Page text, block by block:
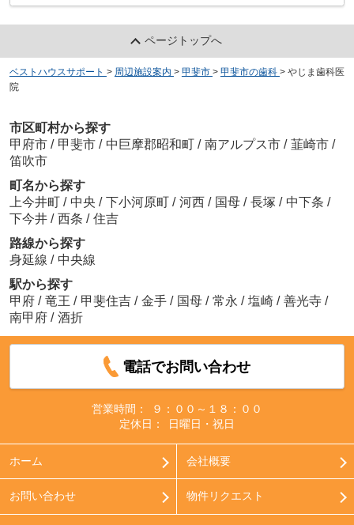
ページトップへ
ベストハウスサポート > 周辺施設案内 > 甲斐市 > 甲斐市の歯科 > やじま歯科医
院
市区町村から探す
甲府市 / 甲斐市 / 中巨摩郡昭和町 / 南アルプス市 / 韮崎市 /
笛吹市
町名から探す
上今井町 / 中央 / 下小河原町 / 河西 / 国母 / 長塚 / 中下条 /
下今井 / 西条 / 住吉
路線から探す
身延線 / 中央線
駅から探す
甲府 / 竜王 / 甲斐住吉 / 金手 / 国母 / 常永 / 塩崎 / 善光寺 /
南甲府 / 酒折
電話でお問い合わせ
営業時間：
９：００～１８：００
定休日：
日曜日・祝日
ホーム 会社概要
お問い合わせ 物件リクエスト